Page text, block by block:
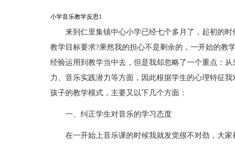
小学音乐教学反思1
来到仁里集镇中心小学已经七个多月了，起初的
教学目标要求?果然我的担心不是剩余的，一开始的教
经验运用到教学当中去，但是我却忽略了一个重点：
力、音乐实践潜力等方面，因此根据学生的心理特征
孩子的教学模式，主要又以下几个方面：
一、纠正学生对音乐的学习态度
在一开始上音乐课的时候我就发觉很不对劲，大